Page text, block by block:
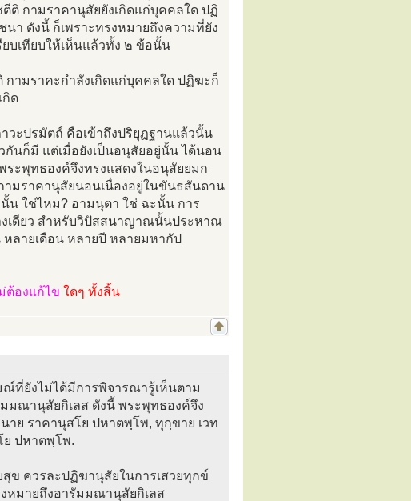
ติ กามราคานุสัยยังเกิดแก่บุคคลใด ปฏิ
า ดังนี้ ก็เพราะทรงหมายถึงความที่ยัง
ยบเทียบให้เห็นแล้วทั้ง ๒ ข้อนั้น
ามราคะกำลังเกิดแก่บุคคลใด ปฏิฆะก็
กิด
วะปรมัตถ์ คือเข้าถึงปริยุฏฐานแล้วนั้น
กันก็มี แต่เมื่อยังเป็นอนุสัยอยู่นั้น ได้นอน
ระพุทธองค์จึงทรงแสดงในอนุสัยยมก
ามราคานุสัยนอนเนื่องอยู่ในขันธสันดาน
ใช่ไหม? อามนุตา ใช่ ฉะนั้น การ
เดียว สำหรับวิปัสสนาญาณนั้นประหาณ
ลายเดือน หลายปี หลายมหากัป
ต้องแก้ไข ใดๆ ทั้งสิ้น
ที่ยังไม่ได้มีการพิจารณารู้เห็นตาม
มณานุสัยกิเลส ดังนี้ พระพุทธองค์จึง
าย ราคานุสโย ปหาตพฺโพ, ทุกฺขาย เวท
ปหาตพฺโพ.
ข ควรละปฏิฆานุสัยในการเสวยทุกข์
หมายถึงอารัมมณานุสัยกิเลส